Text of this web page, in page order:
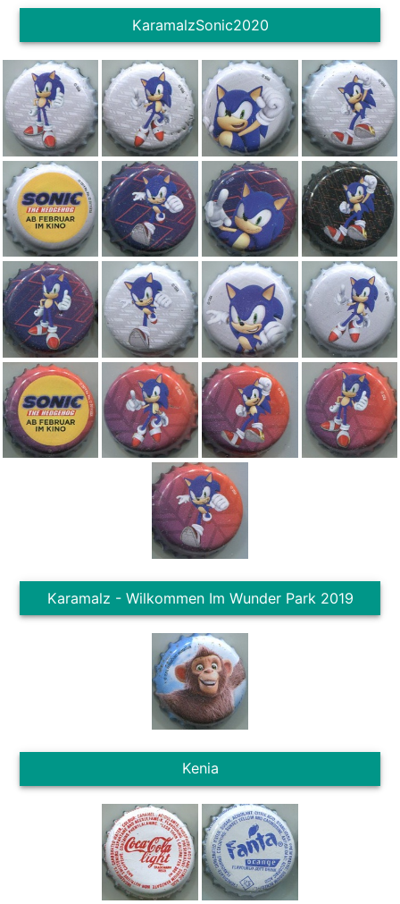
KaramalzSonic2020
Karamalz - Wilkommen Im Wunder Park 2019
Kenia